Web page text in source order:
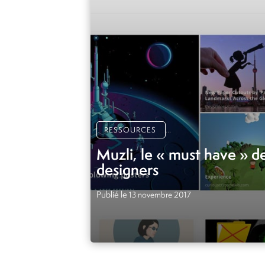
RESSOURCES ...
Muzli, le « must have »
designers
Publié le13 novembre 2017